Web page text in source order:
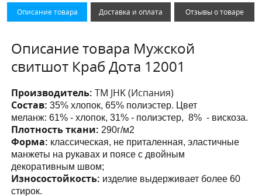
Описание товара Доставка и оплата Отзывы о товаре
Описание товара Мужской
свитшот Краб Дота 12001
Производитель:ТМ JHK (Испания)
Состав: 35% хлопок, 65% полиэстер. Цвет
меланж:61% - хлопок, 31% - полиэстер, 8% - вискоза.
Плотность ткани: 290г/м2
Форма: классическая, не приталенная,эластичные
манжеты на рукавах и поясе с двойным
декоративным швом;
Износостойкость: изделие выдерживает более 60
стирок.